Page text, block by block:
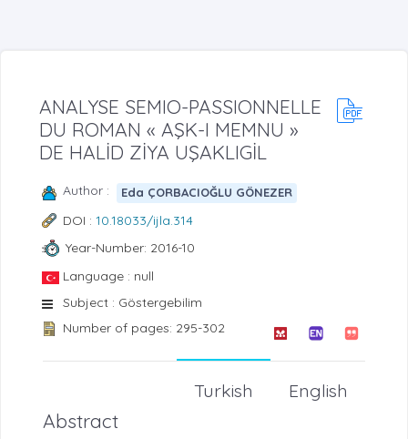
ANALYSE SEMIO-PASSIONNELLE
DU ROMAN « AŞK-I MEMNU »
DE HALİD ZİYA UŞAKLIGİL
Author : Eda ÇORBACIOĞLU GÖNEZER
DOI : 10.18033/ijla.314
Year-Number: 2016-10
Language : null
Subject : Göstergebilim
Number of pages: 295-302
English
Turkish
Abstract